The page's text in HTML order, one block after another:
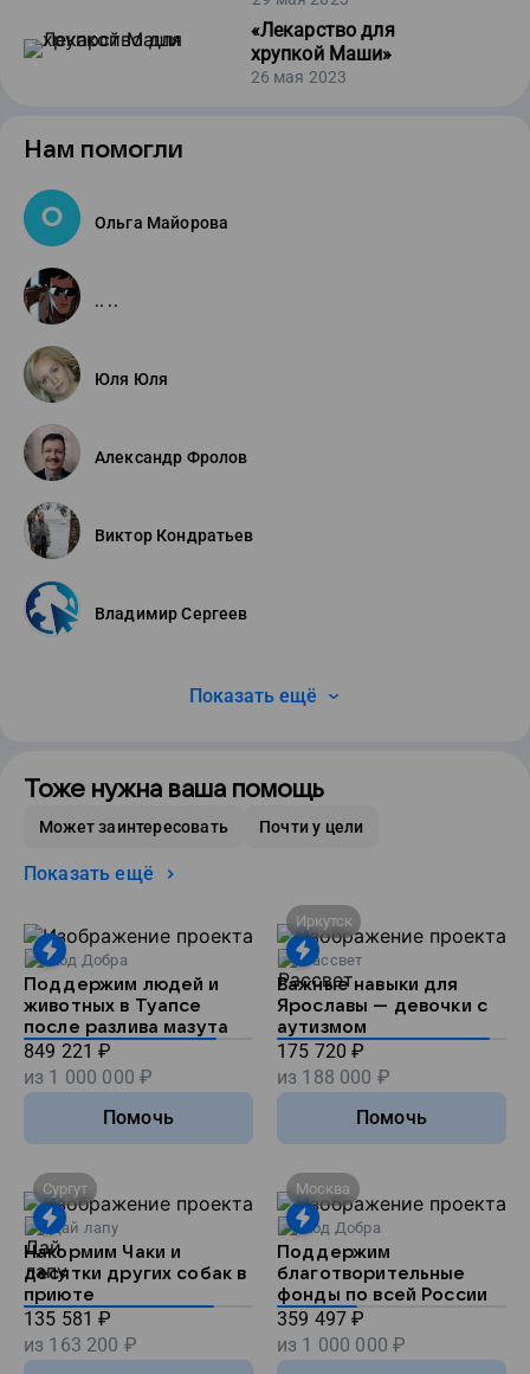
«Лекарство для
хрупкой Маши»
26 мая 2023
Нам помогли
Ольга Майорова
.. ..
Юля Юля
Александр Фролов
Виктор Кондратьев
Владимир Сергеев
Показать ещё
Тоже нужна ваша помощь
Может заинтересовать Почти у цели
Показать ещё
Код Добра
Поддержим людей и
животных в Туапсе
после разлива мазута
849 221 ₽
из 1 000 000 ₽
Помочь
Иркутск
Рассвет
Важные навыки для
Ярославы — девочки с
аутизмом
175 720 ₽
из 188 000 ₽
Помочь
Сургут
Дай лапу
Накормим Чаки и
десятки других собак в
приюте
135 581 ₽
из 163 200 ₽
Москва
Код Добра
Поддержим
благотворительные
фонды по всей России
359 497 ₽
из 1 000 000 ₽